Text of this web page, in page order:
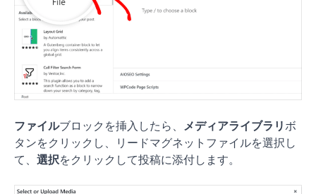
ファイルブロックを挿入したら、 メディアライブラリ ボ
タンをクリックし、リードマグネットファイルを選択し
て、 選択をクリックして投稿に添付します。